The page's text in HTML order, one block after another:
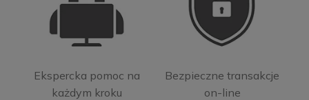
Ekspercka pomoc na
każdym kroku
Bezpieczne transakcje
on-line